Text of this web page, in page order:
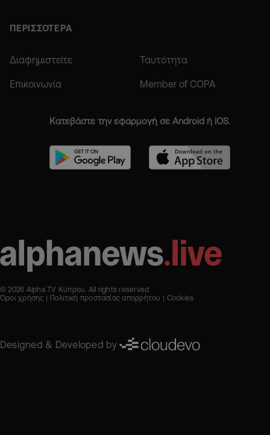
ΠΕΡΙΣΣΟΤΕΡΑ
Διαφημιστείτε Ταυτότητα
Επικοινωνία Member of COPA
Κατεβάστε την εφαρμογή σε Android ή iOS.
© 2026 Alpha TV Κύπρου. All rights reserved
Όροι χρήσης
Πολιτική προστασίας απορρήτου Cookies
Designed & Developed by